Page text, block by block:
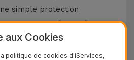
simple protection
votre smartphone. Ils
style unique à votre
et laissent exprimer votre
aux Cookies
politique de cookies d'iServices,